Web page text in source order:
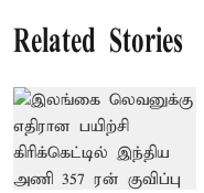
Related Stories